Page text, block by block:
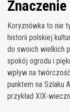
Koryznówka to nie
historii polskiej
do swoich wielkich
spokój ogrodu i
wpływ na
punktem na Szlaku
przykład XIX-